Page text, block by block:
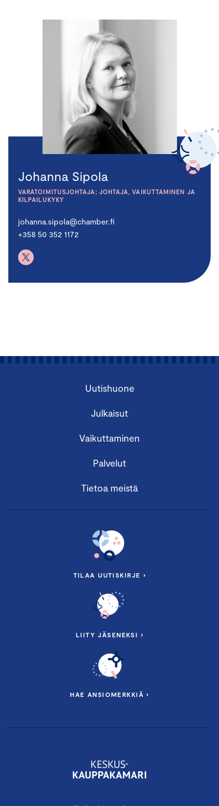
Johanna Sipola
VARATOIMITUSJOHTAJA; JOHTAJA, VAIKUTTAMINEN JA
KILPAILUKYKY
johanna.sipola@chamber.fi
+358 50 352 1172
Uutishuone
Julkaisut
Vaikuttaminen
Palvelut
Tietoa meistä
TILAA UUTISKIRJE ›
LIITY JÄSENEKSI ›
HAE ANSIOMERKKIÄ ›